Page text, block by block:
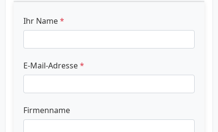
Ihr Name*
E-Mail-Adresse*
Firmenname